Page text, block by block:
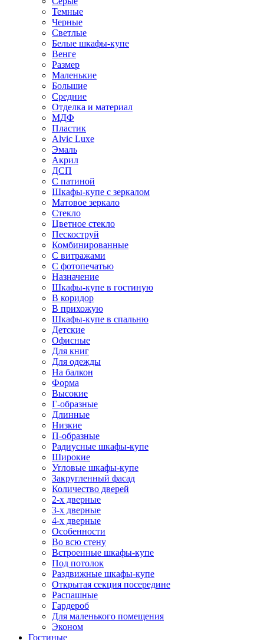
Темные
Черные
Светлые
Белые шкафы-купе
Венге
Размер
Маленькие
Большие
Средние
Отделка и материал
МДФ
Пластик
Alvic Luxe
Эмаль
Акрил
ДСП
С патиной
Шкафы-купе с зеркалом
Матовое зеркало
Стекло
Цветное стекло
Пескоструй
Комбинированные
С витражами
С фотопечатью
Назначение
Шкафы-купе в гостиную
В коридор
В прихожую
Шкафы-купе в спальню
Детские
Офисные
Для книг
Для одежды
На балкон
Форма
Высокие
Г-образные
Длинные
Низкие
П-образные
Радиусные шкафы-купе
Широкие
Угловые шкафы-купе
Закругленный фасад
Количество дверей
2-х дверные
3-х дверные
4-х дверные
Особенности
Во всю стену
Встроенные шкафы-купе
Под потолок
Раздвижные шкафы-купе
Открытая секция посередине
Распашные
Гардероб
Для маленького помещения
Эконом
Гостиные